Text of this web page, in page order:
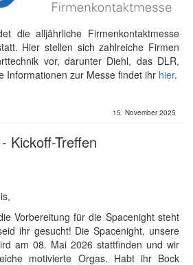
die alljährliche Firmenkontaktmesse
Hier stellen sich zahlreiche Firmen
vor, darunter Diehl, das DLR,
Informationen zur Messe findet ihr hier.
15. November 2025
Kickoff-Treffen
Vorbereitung für die Spacenight steht
ihr gesucht! Die Spacenight, unsere
am 08. Mai 2026 stattfinden und wir
motivierte Orgas. Habt ihr Bock